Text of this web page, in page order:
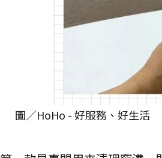
圖／HoHo - 好服務、好生活